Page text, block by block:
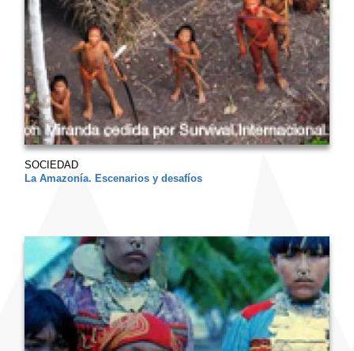
SOCIEDAD
La Amazonía. Escenarios y desafíos